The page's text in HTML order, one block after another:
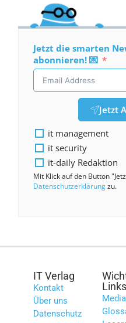
Jetzt die smarten
abonnieren! 💌
Jetzt
it management
it security
it-daily Redaktion
Mit Klick auf den Button
Datenschutzerklärungzu.
IT Verlag
Kontakt
Über uns
Datenschutz
Links